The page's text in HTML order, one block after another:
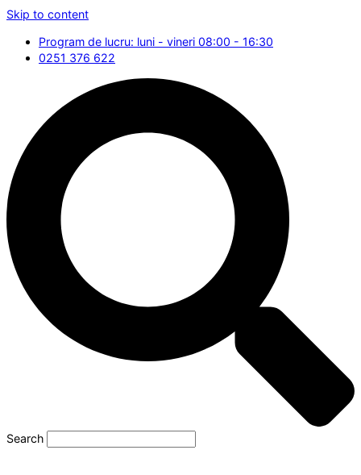
Skip to content
Program de lucru: luni - vineri 08:00 - 16:30
0251 376 622
Search